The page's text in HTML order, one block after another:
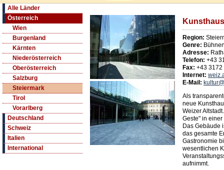
Alle Länder
Österreich
Wien
Burgenland
Kärnten
Niederösterreich
Oberösterreich
Salzburg
Steiermark
Tirol
Vorarlberg
Deutschland
Schweiz
Italien
International
Region:
Genre:
Adresse:
Telefon: +43
Fax: +43
Internet:
E-Mail:
Als
neue
Weizer
Geste" in
Das Gebäude
das gesamte
Gastronomie
wesentlichen
aufnimmt.